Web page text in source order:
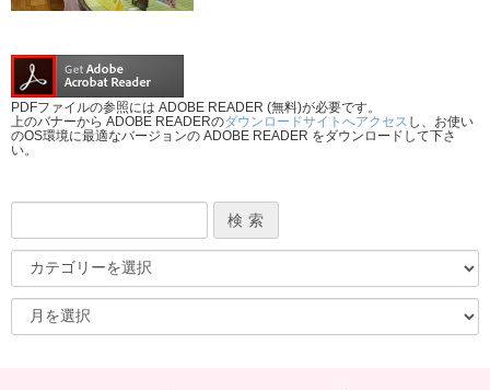
PDFファイルの参照には ADOBE READER (無料)が必要です。
上のバナーから ADOBE READERのダウンロードサイトへアクセス し、お使い
のOS環境に最適なバージョンの ADOBE READER をダウンロードして下さ
い。